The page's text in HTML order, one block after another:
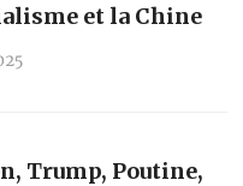
et la Chine
Trump, Poutine,